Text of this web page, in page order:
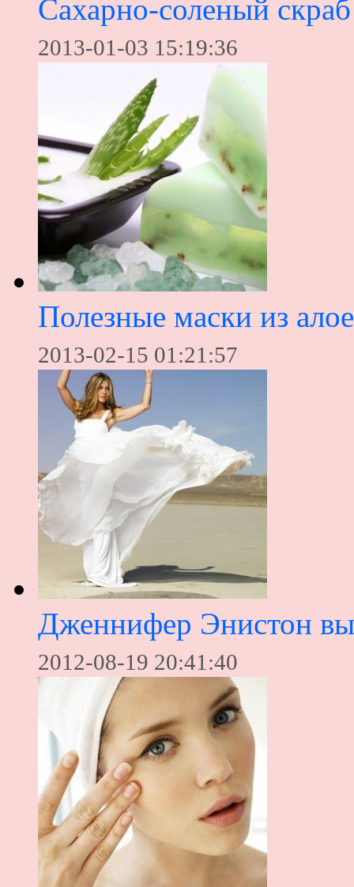
Сахарно-соленый
2013-01-03 15:19:36
Полезные маски из алое
2013-02-15 01:21:57
Дженнифер Энистон
2012-08-19 20:41:40